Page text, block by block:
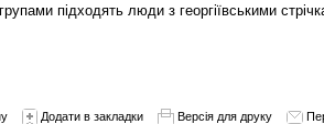
підходять люди з георгіївськими
Додати в закладки Версія для друку